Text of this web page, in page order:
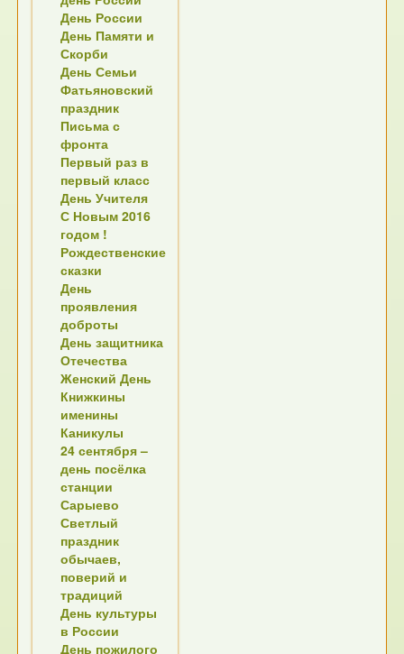
День России
День Памяти и
Скорби
День Семьи
Фатьяновский
праздник
Письма с
фронта
Первый раз в
первый класс
День Учителя
С Новым 2016
годом !
Рождественские
сказки
День
проявления
доброты
День защитника
Отечества
Женский День
Книжкины
именины
Каникулы
24 сентября –
день посёлка
станции
Сарыево
Светлый
праздник
обычаев,
поверий и
традиций
День культуры
в России
День пожилого